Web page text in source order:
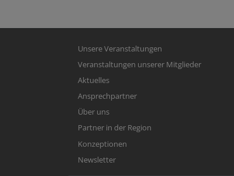
Hauptnavigation
Unsere Veranstaltungen
Veranstaltungen unserer Mitglieder
Aktuelles
Ansprechpartner
Über uns
Partner in der Region
Konzeptionen
Newsletter